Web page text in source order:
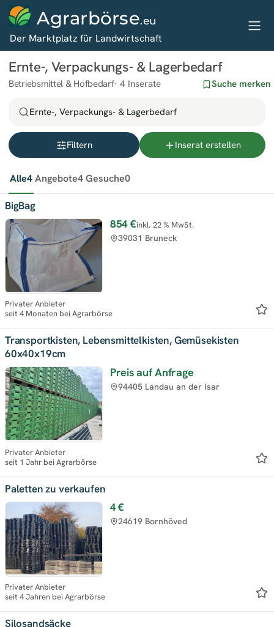
Agrarbörse.eu
Der Marktplatz für Landwirtschaft
Ernte-, Verpackungs- & Lagerbedarf
Betriebsmittel & Hofbedarf 4 Inserate Suche merken
Ernte-, Verpackungs- & Lagerbedarf
Filtern Inserat erstellen
Alle4Angebote4Gesuche0
BigBag
854 €inkl. 22 % MwSt.
39031 Bruneck
Privater Anbieter
seit 4 Monaten bei Agrarbörse
Transportkisten, Lebensmittelkisten, Gemüsekisten
60x40x19cm
Preis auf Anfrage
94405 Landau an der Isar
Privater Anbieter
seit 1 Jahr bei Agrarbörse
Paletten zu verkaufen
4 €
24619 Bornhöved
Privater Anbieter
seit 4 Jahren bei Agrarbörse
Silosandsäcke